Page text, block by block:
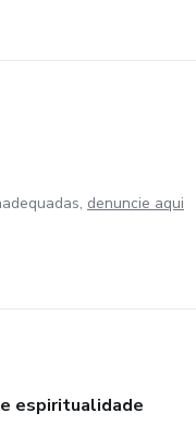
denuncie aqui
espiritualidade